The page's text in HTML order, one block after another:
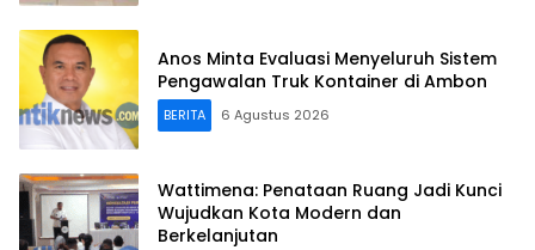
Anos Minta Evaluasi Menyeluruh Sistem
Pengawalan Truk Kontainer di Ambon
BERITA 6 Agustus 2026
Wattimena: Penataan Ruang Jadi Kunci
Wujudkan Kota Modern dan
Berkelanjutan